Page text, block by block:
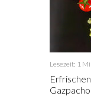
Lesezeit: 1